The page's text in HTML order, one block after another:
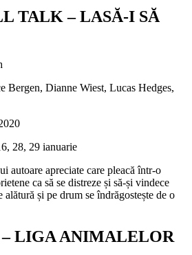
TALK – LASĂ-I SĂ
Bergen, Dianne Wiest, Lucas Hedges,
28, 29 ianuarie
autoare apreciate care pleacă într-o
ca să se distreze și să-și vindece
și pe drum se îndrăgostește de o
– LIGA ANIMALELOR